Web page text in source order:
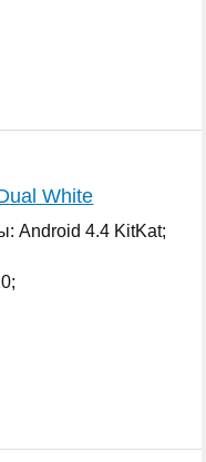
White
Android 4.4 KitKat;